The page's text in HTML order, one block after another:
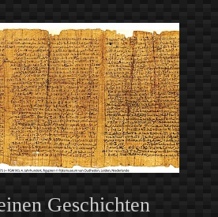
Geschichten